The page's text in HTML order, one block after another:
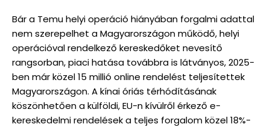
Bár a Temu helyi operáció hiányában forgalmi adattal
nem szerepelhet a Magyarországon működő, helyi
operációval rendelkező kereskedőket nevesítő
rangsorban, piaci hatása továbbra is látványos, 2025-
ben már közel 15 millió online rendelést teljesítettek
Magyarországon. A kínai óriás térhódításának
köszönhetően a külföldi, EU-n kívülről érkező e-
kereskedelmi rendelések a teljes forgalom közel 18%-